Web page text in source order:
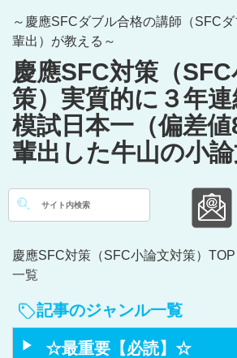
content
～慶應SFCダブル合格の講師（SFC
輩出）が教える～
慶應SFC対策（
策）実質的に３年連
模試日本一（偏差
輩出した牛山の小
検
索:
慶應SFC対策（SFC小論文対策）TOP
一覧
記事のジャンル一覧
☆最重要【必読】☆